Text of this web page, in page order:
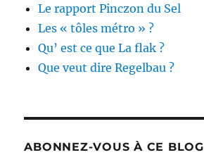
Le rapport Pinczon du Sel
Les « tôles métro » ?
Qu’ est ce que La flak ?
Que veut dire Regelbau ?
ABONNEZ-VOUS À CE BLOG